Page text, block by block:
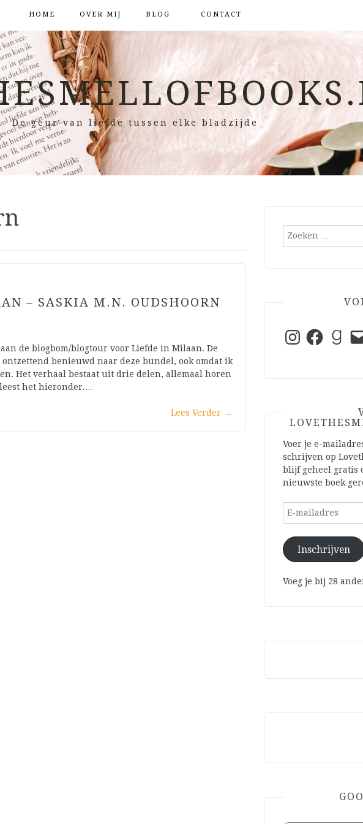
HOME OVER MIJ BLOG CONTACT
De geur van liefde tussen elke bladzijde
– SASKIA M.N. OUDSHOORN
de blogbom/blogtour voor Liefde in Milaan. De
benieuwd naar deze bundel, ook omdat ik
Het verhaal bestaat uit drie delen, allemaal horen
het hieronder.…
Lees Verder →
Zoeken
InstagramFacebook
E-
mail
Voer je e-
schrijven op
blijf geheel gratis
nieuwste boek
E-
Inschrijven
Voeg je bij 28